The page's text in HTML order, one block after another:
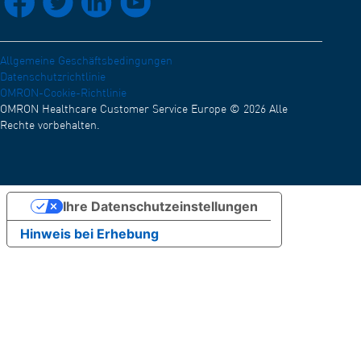
OMRON Academy (Englisch)
Allgemeine Geschäftsbedingungen
Datenschutzrichtlinie
OMRON-Cookie-Richtlinie
OMRON Healthcare Customer Service Europe © 2026 Alle
Rechte vorbehalten.
Hinweis bei Erhebung
Ihre Datenschutzeinstellungen